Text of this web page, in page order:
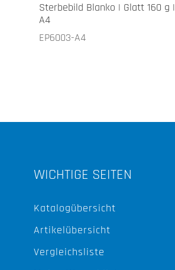
Sterbebild Blanko | Glatt 160 g |
A4
EP6003-A4
WICHTIGE SEITEN
Katalogübersicht
Artikelübersicht
Vergleichsliste